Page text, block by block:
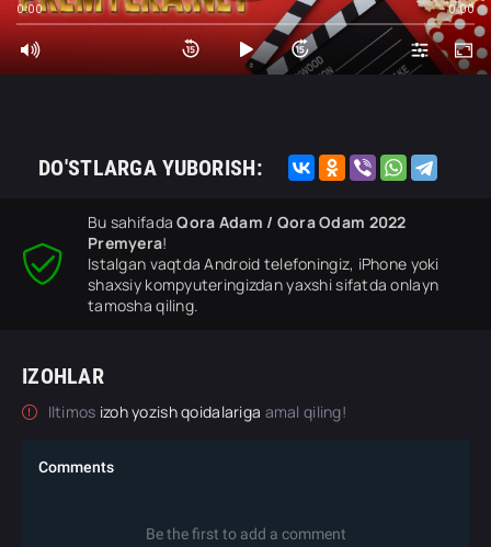
0:00 0:00
DO'STLARGA YUBORISH:
Bu sahifadaQora Adam / Qora Odam 2022
Premyera!
Istalgan vaqtda Android telefoningiz, iPhone yoki
shaxsiy kompyuteringizdan yaxshi sifatda onlayn
tamosha qiling.
IZOHLAR
Iltimos izoh yozish qoidalariga amal qiling!